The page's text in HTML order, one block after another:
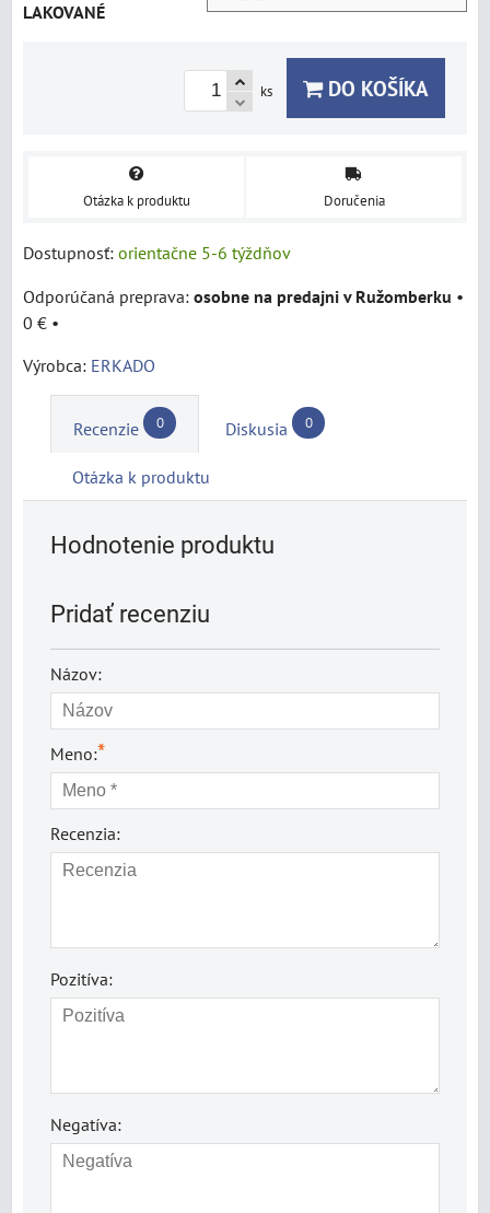
LAKOVANÉ
ks DO KOŠÍKA
Otázka k produktu Doručenia
Dostupnosť: orientačne 5-6 týždňov
osobne na predajni v Ružomberku •
0 € •
Výrobca: ERKADO
Recenzie 0 Diskusia 0
Otázka k produktu
Hodnotenie produktu
Pridať recenziu
Názov:
Meno:*
Recenzia:
Pozitíva:
Negatíva: